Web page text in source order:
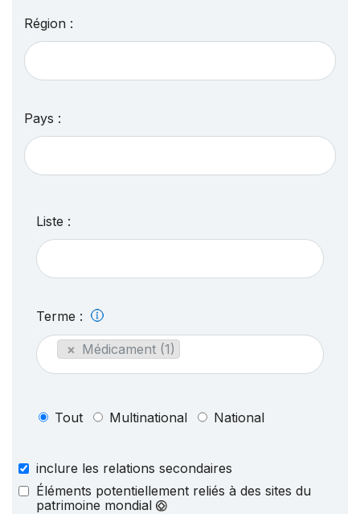
Région :
Pays :
Liste :
Terme :
× Médicament (1)
Tout Multinational National
inclure les relations secondaires
Éléments potentiellement reliés à des sites du
patrimoine mondial